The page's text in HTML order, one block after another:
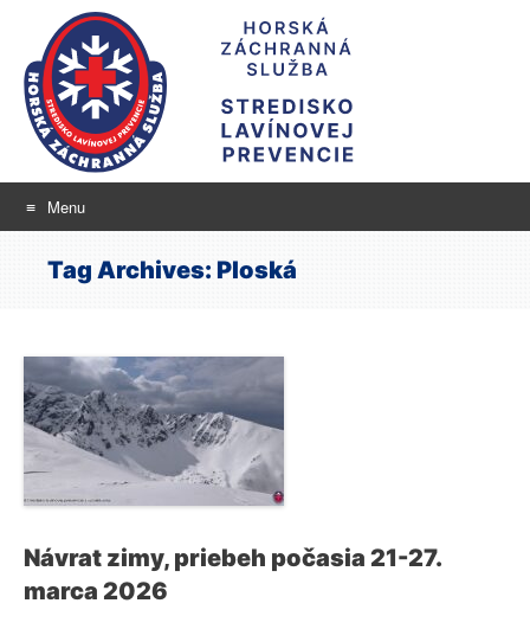
Stredisko lavínovej
Menu
Tag Archives: Ploská
Návrat zimy, priebeh počasia 21-27.
marca 2026